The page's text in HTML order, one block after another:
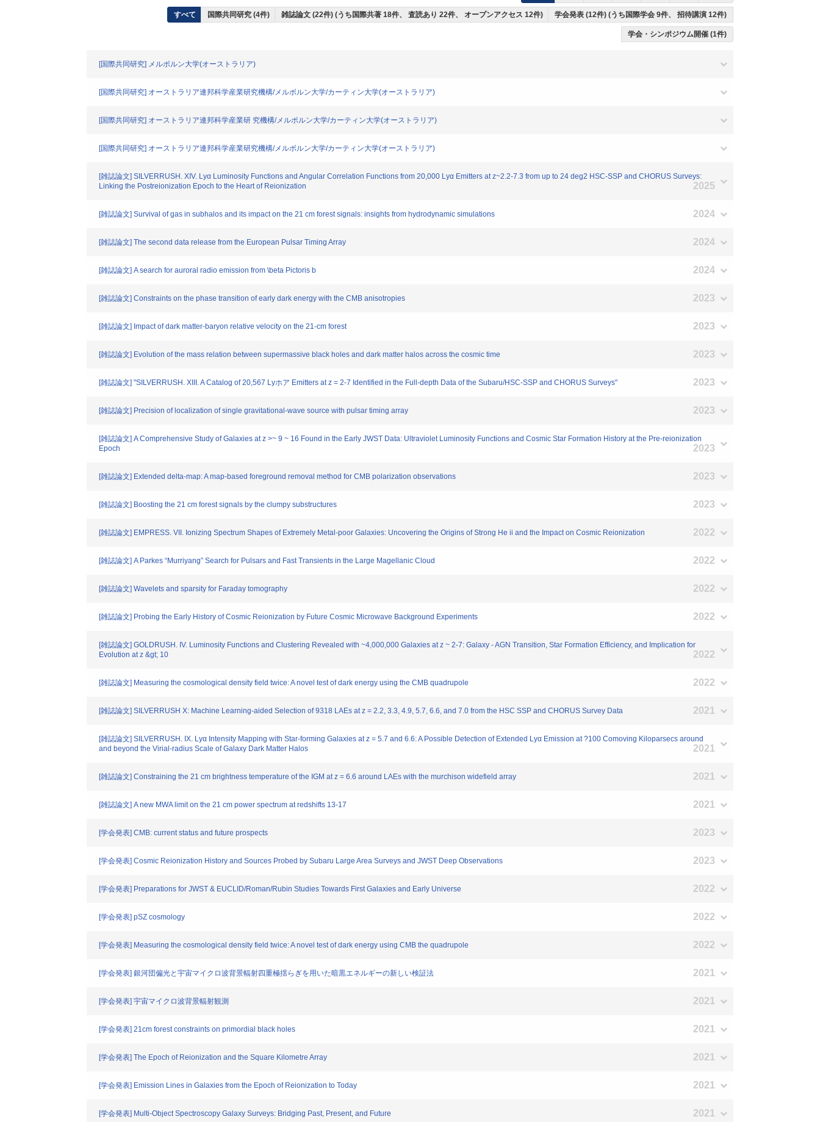
すべて 国際共同研究 (4件) 雑誌論文 (22件) (うち国際共著 18件、 査読あり 22件、 オープンアクセス 12件) 学会発表 (12件) (うち国際学会 9件、 招待講演 12件)
学会・シンポジウム開催 (1件)
[国際共同研究] メルボルン大学(オーストラリア)
[国際共同研究] オーストラリア連邦科学産業研究機構/メルボルン大学/カーティン大学(オーストラリア)
[国際共同研究] オーストラリア連邦科学産業研 究機構/メルボルン大学/カーティン大学(オーストラリア)
[国際共同研究] オーストラリア連邦科学産業研究機構/メルボルン大学/カーティン大学(オーストラリア)
[雑誌論文] SILVERRUSH. XIV. Lyα Luminosity Functions and Angular Correlation Functions from 20,000 Lyα Emitters at z~2.2-7.3 from up to 24 deg2 HSC-SSP and CHORUS Surveys:
Linking the Postreionization Epoch to the Heart of Reionization
2025
[雑誌論文] Survival of gas in subhalos and its impact on the 21 cm forest signals: insights from hydrodynamic simulations 2024
[雑誌論文] The second data release from the European Pulsar Timing Array 2024
[雑誌論文] A search for auroral radio emission from \beta Pictoris b 2024
[雑誌論文] Constraints on the phase transition of early dark energy with the CMB anisotropies 2023
[雑誌論文] Impact of dark matter-baryon relative velocity on the 21-cm forest 2023
[雑誌論文] Evolution of the mass relation between supermassive black holes and dark matter halos across the cosmic time 2023
[雑誌論文] "SILVERRUSH. XIII. A Catalog of 20,567 Lyホア Emitters at z = 2-7 Identified in the Full-depth Data of the Subaru/HSC-SSP and CHORUS Surveys" 2023
[雑誌論文] Precision of localization of single gravitational-wave source with pulsar timing array 2023
[雑誌論文] A Comprehensive Study of Galaxies at z >~ 9 ~ 16 Found in the Early JWST Data: Ultraviolet Luminosity Functions and Cosmic Star Formation History at the Pre-reionization
Epoch
2023
[雑誌論文] Extended delta-map: A map-based foreground removal method for CMB polarization observations 2023
[雑誌論文] Boosting the 21 cm forest signals by the clumpy substructures 2023
[雑誌論文] EMPRESS. VII. Ionizing Spectrum Shapes of Extremely Metal-poor Galaxies: Uncovering the Origins of Strong He ii and the Impact on Cosmic Reionization 2022
[雑誌論文] A Parkes “Murriyang” Search for Pulsars and Fast Transients in the Large Magellanic Cloud 2022
[雑誌論文] Wavelets and sparsity for Faraday tomography 2022
[雑誌論文] Probing the Early History of Cosmic Reionization by Future Cosmic Microwave Background Experiments 2022
[雑誌論文] GOLDRUSH. IV. Luminosity Functions and Clustering Revealed with ~4,000,000 Galaxies at z ~ 2-7: Galaxy - AGN Transition, Star Formation Efficiency, and Implication for
Evolution at z &gt; 10
2022
[雑誌論文] Measuring the cosmological density field twice: A novel test of dark energy using the CMB quadrupole 2022
[雑誌論文] SILVERRUSH X: Machine Learning-aided Selection of 9318 LAEs at z = 2.2, 3.3, 4.9, 5.7, 6.6, and 7.0 from the HSC SSP and CHORUS Survey Data 2021
[雑誌論文] SILVERRUSH. IX. Lyα Intensity Mapping with Star-forming Galaxies at z = 5.7 and 6.6: A Possible Detection of Extended Lyα Emission at ?100 Comoving Kiloparsecs around
and beyond the Virial-radius Scale of Galaxy Dark Matter Halos
2021
[雑誌論文] Constraining the 21 cm brightness temperature of the IGM at z = 6.6 around LAEs with the murchison widefield array 2021
[雑誌論文] A new MWA limit on the 21 cm power spectrum at redshifts 13-17 2021
[学会発表] CMB: current status and future prospects 2023
[学会発表] Cosmic Reionization History and Sources Probed by Subaru Large Area Surveys and JWST Deep Observations 2023
[学会発表] Preparations for JWST & EUCLID/Roman/Rubin Studies Towards First Galaxies and Early Universe 2022
[学会発表] pSZ cosmology 2022
[学会発表] Measuring the cosmological density field twice: A novel test of dark energy using CMB the quadrupole 2022
[学会発表] 銀河団偏光と宇宙マイクロ波背景輻射四重極揺らぎを用いた暗黒エネルギーの新しい検証法 2021
[学会発表] 宇宙マイクロ波背景輻射観測 2021
[学会発表] 21cm forest constraints on primordial black holes 2021
[学会発表] The Epoch of Reionization and the Square Kilometre Array 2021
[学会発表] Emission Lines in Galaxies from the Epoch of Reionization to Today 2021
[学会発表] Multi-Object Spectroscopy Galaxy Surveys: Bridging Past, Present, and Future 2021